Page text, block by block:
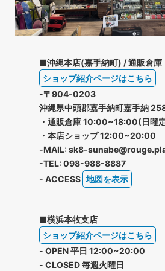
■沖縄本店(嘉手納町) / 通販倉庫
ショップ紹介ページはこちら
-〒904-0203
沖縄県中頭郡嘉手納町嘉手納
・通販倉庫 10:00~18:00(日曜
・本店ショップ 12:00~20:00
-MAIL: sk8-
-TEL: 098-988-8887
- ACCESS 地図を表示
■横浜本牧支店
ショップ紹介ページはこちら
- OPEN 平日 12:00~20:00
- CLOSED 毎週火曜日